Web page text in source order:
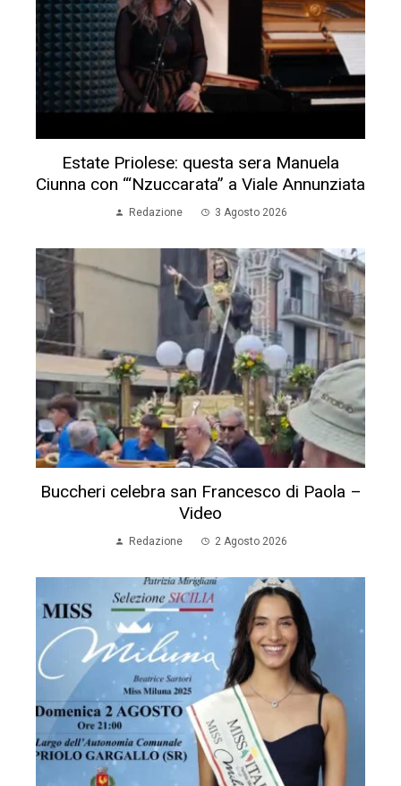
Estate Priolese: questa sera Manuela
Ciunna con “‘Nzuccarata” a Viale Annunziata
Redazione 3 Agosto 2026
Buccheri celebra san Francesco di Paola –
Video
Redazione 2 Agosto 2026